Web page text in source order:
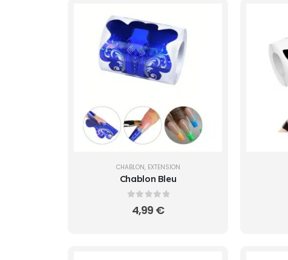
CHABLON, EXTENSION
Chablon Bleu
sur 5
4,99 €